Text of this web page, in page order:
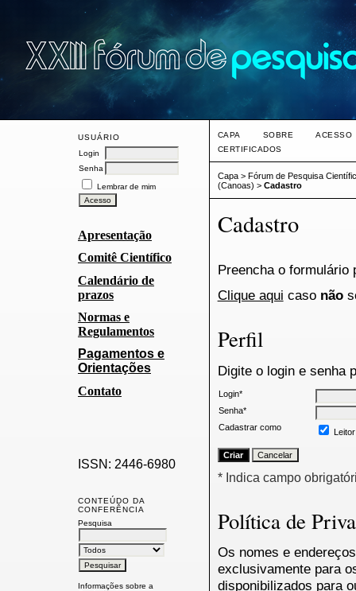
USUÁRIO
Login
Senha
Lembrar de mim
Apresentação
Comitê Científico
Calendário de
prazos
Normas e
Regulamentos
Pagamentos e
Orientações
Contato
ISSN: 2446-6980
CONTEÚDO DA
CONFERÊNCIA
Pesquisa
Informações sobre a
CAPA SOBRE
ACESSO
CERTIFICADOS
Capa> Fórum de Pesquisa
(Canoas) > Cadastro
Cadastro
Preencha o formulário
Clique aqui caso não
Perfil
Digite o login e senha
Login*
Senha*
Cadastrar como
Leitor
* Indica campo
Política de
Os nomes e
exclusivamente para
disponibilizados para